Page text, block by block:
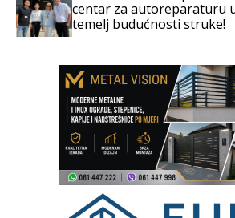
centar za autoreparaturu
temelj budućnosti struke!